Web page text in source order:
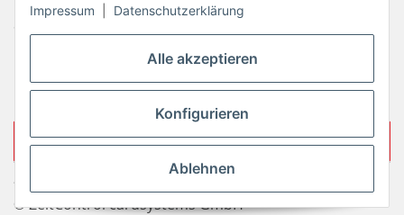
Alle akzeptieren
Konfigurieren
Ablehnen
Impressum Datenschutzerklärung
Sitemap
Liefer- & Versandkosten
Impressum
Vertrag widerrufen
* Alle Preise inkl. gesetzlicher USt., zzgl.
© ZeitControl cardsystems GmbH